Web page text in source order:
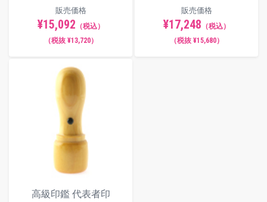
販売価格
¥15,092 （税込）
（税抜 ¥13,720）
販売価格
¥17,248 （税込）
（税抜 ¥15,680）
高級印鑑 代表者印